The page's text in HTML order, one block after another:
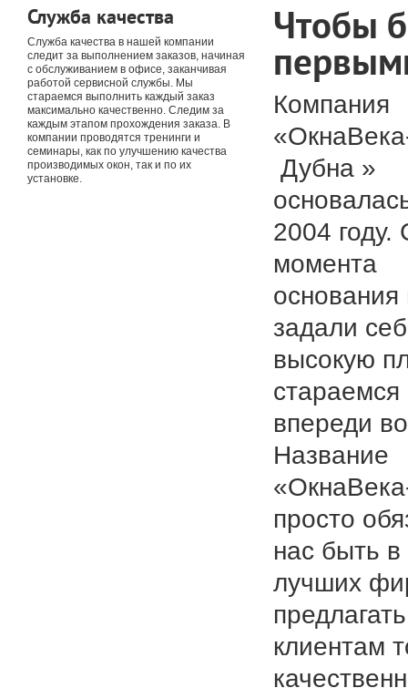
Служба качества
Служба качества в нашей компании
следит за выполнением заказов, начиная
с обслуживанием в офисе, заканчивая
работой сервисной службы. Мы
стараемся выполнить каждый заказ
максимально качественно. Следим за
каждым этапом прохождения заказа. В
компании проводятся тренинги и
семинары, как по улучшению качества
производимых окон, так и по их
установке.
Чтобы
Компания
Дубна »
2004 году.
момента
задали
высокую
впереди
Название
просто
нас быть в
лучших
клиентам